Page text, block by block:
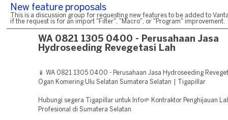
New feature proposals
This is a discussion group for requesting new features to be added to
if the request is for an import "Filter", "Macro", or "Program" improvement.
WA 0821 1305 0400 - Perusahaan Jasa
Hydroseeding Revegetasi Lah
📱 WA 0821 1305 0400 - Perusahaan Jasa Hydroseeding
Ogan Komering Ulu Selatan Sumatera Selatan | Tigapillar
Hubungi segera Tigapillar untuk Info🌱 Kontraktor Penghijauan
Profesional di Sumatera Selatan